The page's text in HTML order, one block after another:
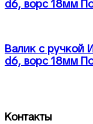
d6, ворс 18мм
Валик с ручкой
d6, ворс 18мм
Контакты